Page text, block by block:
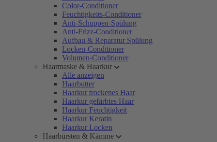
Color-Conditioner
Feuchtigkeits-Conditioner
Anti-Schuppen-Spülung
Anti-Frizz-Conditioner
Aufbau & Reparatur Spülung
Locken-Conditioner
Volumen-Conditioner
Haarmaske & Haarkur
Alle anzeigen
Haarbutter
Haarkur trockenes Haar
Haarkur gefärbtes Haar
Haarkur Feuchtigkeit
Haarkur Keratin
Haarkur Locken
Haarbürsten & Kämme